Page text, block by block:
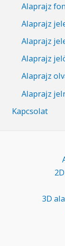
Alaprajz
Alaprajz
Alaprajz
Alaprajz
Alaprajz
Alaprajz
Kapcsolat
3D